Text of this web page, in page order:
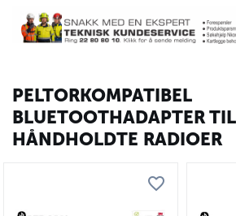
PELTORKOMPATIBEL
BLUETOOTHADAPTER TIL
HÅNDHOLDTE RADIOER